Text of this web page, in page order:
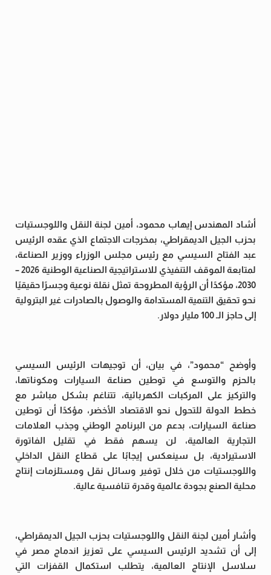
أشاد المهندس إيهاب محمود، أمين لجنة النقل واللوجستيات
بحزب الجيل الديمقراطي، بمخرجات الاجتماع الذي عقده الرئيس
عبد الفتاح السيسي مع رئيس مجلس الوزراء ووزير الصناعة،
لمتابعة الموقف التنفيذي للاستراتيجية الصناعية الوطنية 2026 –
2030، مؤكدًا أن الرؤية المطروحة تمثل نقلة نوعية وجسرًا حقيقيًا
نحو تحقيق التنمية المستدامة والوصول بالصادرات غير البترولية
إلى حاجز الـ 100 مليار دولار.
وأوضح “محمود”، في بيان، أن توجيهات الرئيس السيسي
بالحزم والتوسع في توطين صناعة السيارات ومكوناتها،
والتركيز على المركبات الكهربائية، تتناغم بشكل مباشر مع
خطط الدولة للتحول نحو الاقتصاد الأخضر، مؤكدًا أن توطين
صناعة السيارات، بدعم من البرنامج الوطني وجذب العلامات
التجارية العالمية، لن يسهم فقط في تقليل الفاتورة
الاستيرادية، بل سينعكس إيجابًا على قطاع النقل الداخلي
واللوجستيات من خلال توفير وسائل نقل ومستلزمات إنتاج
محلية الصنع بجودة عالمية وقدرة تنافسية عالية.
وأشار أمين لجنة النقل واللوجستيات بحزب الجيل الديمقراطي،
إلى أن تشديد الرئيس السيسي على تعزيز اندماج مصر في
سلاسل الإنتاج العالمية، يتطلب استكمال القفزات التي